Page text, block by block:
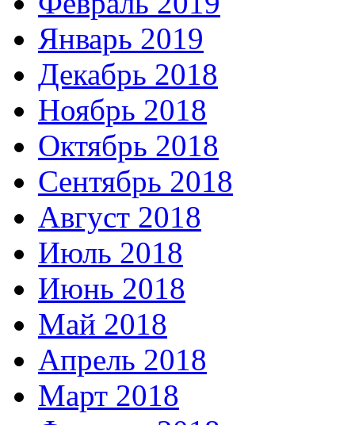
Январь 2019
Декабрь 2018
Ноябрь 2018
Октябрь 2018
Сентябрь 2018
Август 2018
Июль 2018
Июнь 2018
Май 2018
Апрель 2018
Март 2018